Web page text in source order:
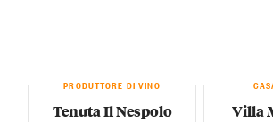
PRODUTTORE DI VINO
Tenuta Il Nespolo Villa